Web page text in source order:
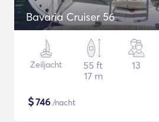
Bavaria Cruiser 56
Zeiljacht
55 ft
17 m
13
$746 /nacht